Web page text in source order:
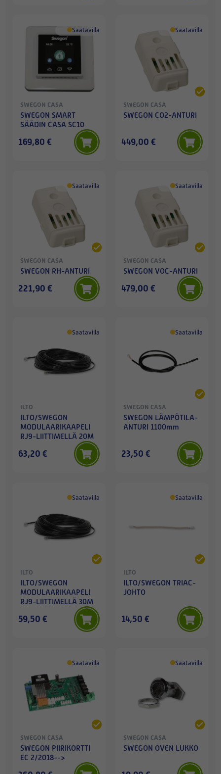
Saatavilla
SWEGON CASA
SWEGON SMART
SÄÄDIN CASA SC10
169,80 €
Saatavilla
SWEGON CASA
SWEGON CO2-ANTURI
449,00 €
Saatavilla
SWEGON CASA
SWEGON RH-ANTURI
221,90 €
Saatavilla
SWEGON CASA
SWEGON VOC-ANTURI
479,00 €
Saatavilla
ILTO
ILTO/SWEGON
MODULAARIKAAPELI
RJ9-LIITTIMELLÄ 20M
63,20 €
Saatavilla
SWEGON CASA
SWEGON LÄMPÖTILA-
ANTURI 1100mm
23,50 €
Saatavilla
ILTO
ILTO/SWEGON
MODULAARIKAAPELI
RJ9-LIITTIMELLÄ 30M
59,50 €
Saatavilla
ILTO
ILTO/SWEGON TRIAC-
JOHTO
14,50 €
Saatavilla
SWEGON CASA
SWEGON PIIRIKORTTI
EC 2/2018-->
Saatavilla
SWEGON CASA
SWEGON OVEN LUKKO